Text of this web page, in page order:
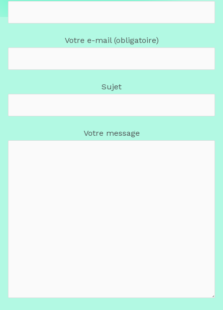
Votre e-mail (obligatoire)
Sujet
Votre message